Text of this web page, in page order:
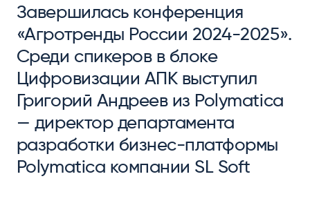
Завершилась конференция
«Агротренды России 2024-2025».
Среди спикеров в блоке
Цифровизации АПК выступил
Григорий Андреев из Polymatica
— директор департамента
разработки бизнес-платформы
Polymatica компании SL Soft